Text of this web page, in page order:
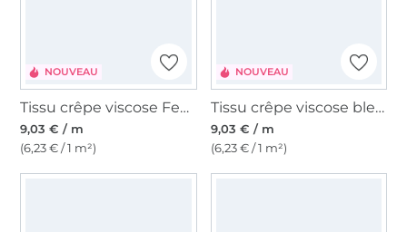
NOUVEAU
Tissu crêpe viscose Feuilles d'automne, bordeaux
9,03 € / m
(6,23 € / 1 m²)
NOUVEAU
Tissu crêpe viscose bleu pétrole
9,03 € / m
(6,23 € / 1 m²)